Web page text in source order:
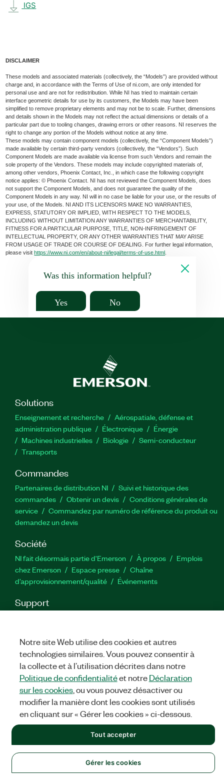
IGS
DISCLAIMER
These models and associated materials (collectively, the “Models”) are provided without
charge and, in accordance with the Terms of Use of ni.com, are only intended for
personal use and are not for redistribution. While NI has tried to maintain certain
interface geometric details for use by its customers, the Models may have been
simplified to remove proprietary elements and may not be to scale. Further, dimensions
and details shown in the Models may not reflect the actual dimensions or details of a
particular part due to tooling changes, drawing errors or other reasons. NI reserves the
right to change any portion of the Models without notice at any time.
These models may contain component models (collectively, the “Component Models”)
made available by certain third-party vendors (collectively, the “Vendors”). Such
Component Models are made available via license from such Vendors and remain the
sole property of the Vendors. These models may include copyrighted materials of,
among other vendors, Phoenix Contact, Inc., in which case the following copyright
notice applies: © Phoenix Contact. NI has not reviewed the Component Models, does
not support the Component Models, and does not guarantee the quality of the
Component Models in any way. NI will in no case be liable for your use, or the results of
your use, of the Models. NI AND ITS LICENSORS MAKE NO WARRANTIES,
EXPRESS, STATUTORY OR IMPLIED, WITH RESPECT TO THE MODELS,
INCLUDING WITHOUT LIMITATION ANY WARRANTIES OF MERCHANTABILITY,
FITNESS FOR A PARTICULAR PURPOSE, TITLE, NON-INFRINGEMENT OF
INTELLECTUAL PROPERTY, OR ANY OTHER WARRANTIES THAT MAY ARISE
FROM USAGE OF TRADE OR COURSE OF DEALING. For further legal information,
please visithttps://www.ni.com/en/about-ni/legal/terms-of-use.html
Was this information helpful?
Yes No
Solutions
Enseignement et recherche
Aérospatiale, défense et
administration publique
Électronique
Énergie​
Machines industrielles
Biologie
Semi-conducteur
Transports
Commandes
Partenaires de distribution NI
Suivi et historique des
commandes
Obtenir un devis
Conditions générales de
service
Commandez par numéro de référence du produit ou
demandez un devis
Société
NI fait désormais partie d'Emerson À propos
Emplois
chez Emerson
Espace presse
Chaîne
d’approvisionnement/qualité
Événements
Support
service
Commentaires sur le site
TwitterYouTube
IMPRINT
©NATIONAL INSTRUMENTS CORP. TOUS DROITS RÉSERVÉS.
Notre site Web utilise des cookies et autres
technologies similaires. Vous pouvez consentir à
la collecte et à l’utilisation décrites dans notre
Politique de confidentialitéet notreDéclaration
sur les cookies, ou vous pouvez désactiver ou
modifier la manière dont les cookies sont utilisés
en cliquant sur « Gérer les cookies » ci-dessous.
Gérer les cookies
Tout accepter